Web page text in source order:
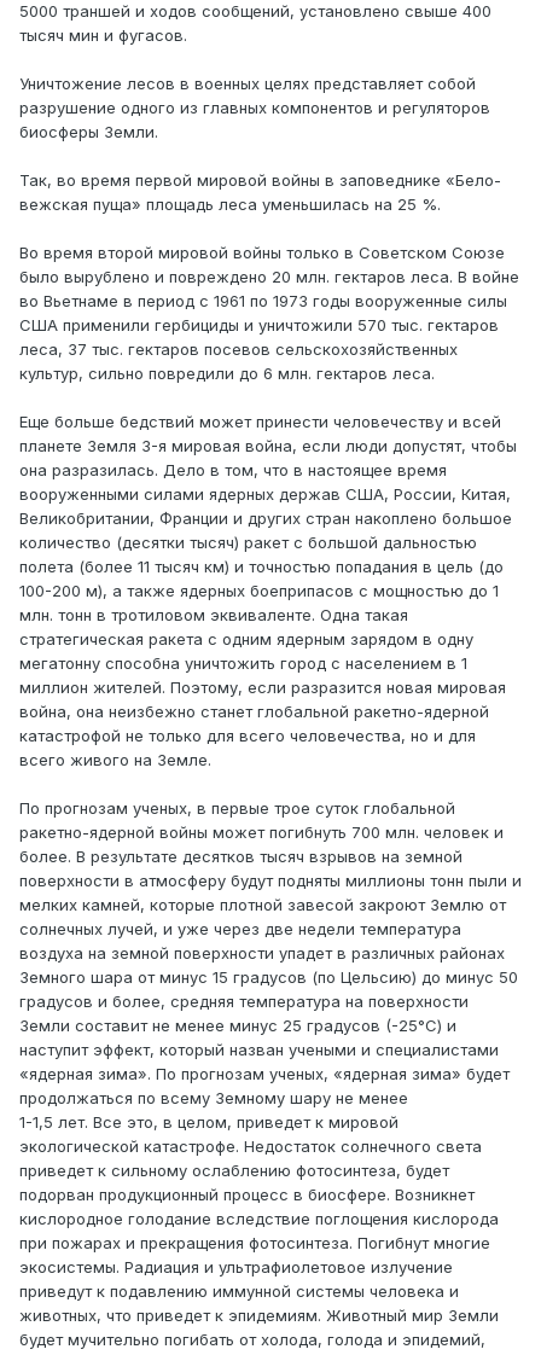
5000 траншей и ходов сообщений, установлено свыше 400
тысяч мин и фугасов.
Уничтожение лесов в военных целях представляет собой
разрушение одного из главных компонентов и регуляторов
биосферы Земли.
Так, во время первой мировой войны в заповеднике «Бело-
вежская пуща» площадь леса уменьшилась на 25 %.
Во время второй мировой войны только в Советском Союзе
было вырублено и повреждено 20 млн. гектаров леса. В войне
во Вьетнаме в период с 1961 по 1973 годы вооруженные силы
США применили гербициды и уничтожили 570 тыс. гектаров
леса, 37 тыс. гектаров посевов сельскохозяйственных
культур, сильно повредили до 6 млн. гектаров леса.
Еще больше бедствий может принести человечеству и всей
планете Земля 3-я мировая война, если люди допустят, чтобы
она разразилась. Дело в том, что в настоящее время
вооруженными силами ядерных держав США, России, Китая,
Великобритании, Франции и других стран накоплено большое
количество (десятки тысяч) ракет с большой дальностью
полета (более 11 тысяч км) и точностью попадания в цель (до
100-200 м), а также ядерных боеприпасов с мощностью до 1
млн. тонн в тротиловом эквиваленте. Одна такая
стратегическая ракета с одним ядерным зарядом в одну
мегатонну способна уничтожить город с населением в 1
миллион жителей. Поэтому, если разразится новая мировая
война, она неизбежно станет глобальной ракетно-ядерной
катастрофой не только для всего человечества, но и для
всего живого на Земле.
По прогнозам ученых, в первые трое суток глобальной
ракетно-ядерной войны может погибнуть 700 млн. человек и
более. В результате десятков тысяч взрывов на земной
поверхности в атмосферу будут подняты миллионы тонн пыли и
мелких камней, которые плотной завесой закроют Землю от
солнечных лучей, и уже через две недели температура
воздуха на земной поверхности упадет в различных районах
Земного шара от минус 15 градусов (по Цельсию) до минус 50
градусов и более, средняя температура на поверхности
Земли составит не менее минус 25 градусов (-25°С) и
наступит эффект, который назван учеными и специалистами
«ядерная зима». По прогнозам ученых, «ядерная зима» будет
продолжаться по всему Земному шару не менее
1-1,5 лет. Все это, в целом, приведет к мировой
экологической катастрофе. Недостаток солнечного света
приведет к сильному ослаблению фотосинтеза, будет
подорван продукционный процесс в биосфере. Возникнет
кислородное голодание вследствие поглощения кислорода
при пожарах и прекращения фотосинтеза. Погибнут многие
экосистемы. Радиация и ультрафиолетовое излучение
приведут к подавлению иммунной системы человека и
животных, что приведет к эпидемиям. Животный мир Земли
будет мучительно погибать от холода, голода и эпидемий,